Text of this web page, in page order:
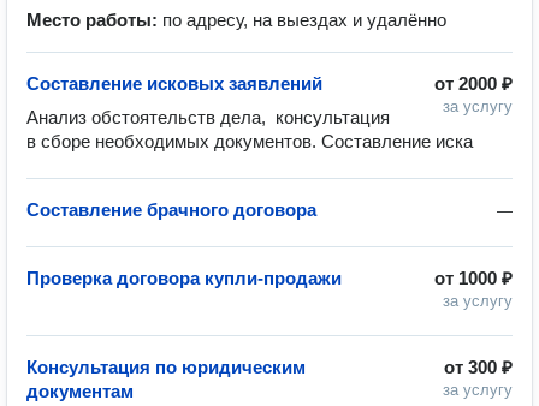
Место работы: по адресу, на выездах и удалённо
от 2000 ₽
за услугу
Составление исковых заявлений
Анализ обстоятельств дела,  консультация
в сборе необходимых документов. Составление иска
—
Составление брачного договора
от 1000 ₽
за услугу
Проверка договора купли-продажи
от 300 ₽
за услугу
Консультация по юридическим
документам